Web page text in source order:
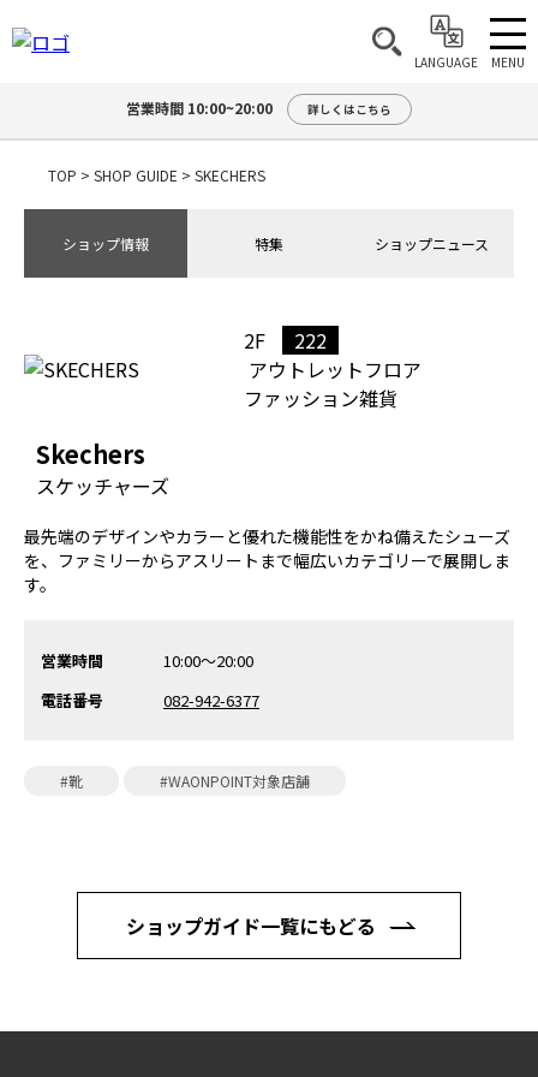
LANGUAGE MENU
営業時間 10:00~20:00 詳しくはこちら
TOP > SHOP GUIDE > SKECHERS
ショップ情報 特集 ショップニュース
2F
222
アウトレットフロア
ファッション雑貨
Skechers
スケッチャーズ
最先端のデザインやカラーと優れた機能性をかね備えたシューズ
を、ファミリーからアスリートまで幅広いカテゴリーで展開しま
す。
営業時間
10:00～20:00
電話番号
082-942-6377
#靴 #WAONPOINT対象店舗
ショップガイド一覧にもどる